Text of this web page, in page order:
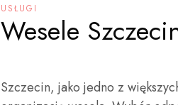
USŁUGI
Wesele
Szczecin, jako jedno z